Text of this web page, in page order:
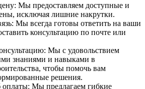
Мы предоставляем доступные и
исключая лишние накрутки.
Мы всегда готовы ответить на ваши
консультацию по почте или
Мы с удовольствием
знаниями и навыками в
чтобы помочь вам
решения.
Мы предлагаем гибкие